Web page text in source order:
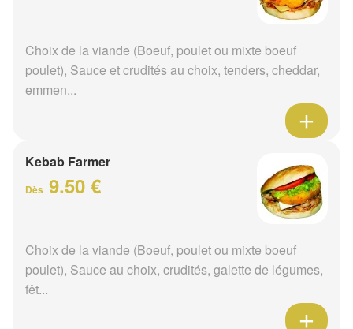
Choix de la viande (Boeuf, poulet ou mixte boeuf
poulet), Sauce et crudités au choix, tenders, cheddar,
emmen...
Kebab Farmer
Dès 9.50 €
Choix de la viande (Boeuf, poulet ou mixte boeuf
poulet), Sauce au choix, crudités, galette de légumes,
fêt...